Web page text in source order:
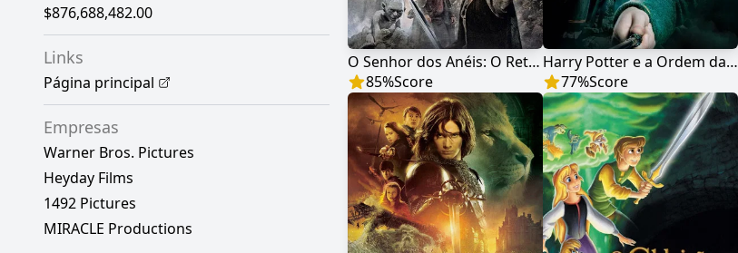
$876,688,482.00
Links
Página principal
Empresas
Warner Bros. Pictures
Heyday Films
1492 Pictures
MIRACLE Productions
O Senhor dos Anéis: O Retorno do Rei
85%Score
Harry Potter e a Ordem da Fênix
77%Score